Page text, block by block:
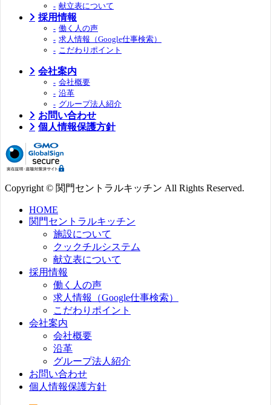
献立表について
採用情報
働く人の声
求人情報（Google仕事検索）
こだわりポイント
会社案内
会社概要
沿革
グループ法人紹介
お問い合わせ
個人情報保護方針
Copyright © 関門セントラルキッチン All Rights Reserved.
HOME
関門セントラルキッチン
施設について
クックチルシステム
献立表について
採用情報
働く人の声
求人情報（Google仕事検索）
こだわりポイント
会社案内
会社概要
沿革
グループ法人紹介
お問い合わせ
個人情報保護方針